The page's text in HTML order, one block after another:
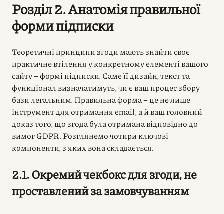
Розділ 2. Анатомія правильної
форми підписки
Теоретичні принципи згоди мають знайти своє
практичне втілення у конкретному елементі вашого
сайту – формі підписки. Саме її дизайн, текст та
функціонал визначатимуть, чи є ваш процес збору
бази легальним. Правильна форма – це не лише
інструмент для отримання email, а й ваш головний
доказ того, що згода була отримана відповідно до
вимог GDPR. Розглянемо чотири ключові
компоненти, з яких вона складається.
2.1. Окремий чекбокс для згоди, не
проставлений за замовчуванням